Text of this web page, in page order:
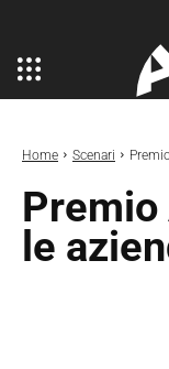
Home Scenari
le